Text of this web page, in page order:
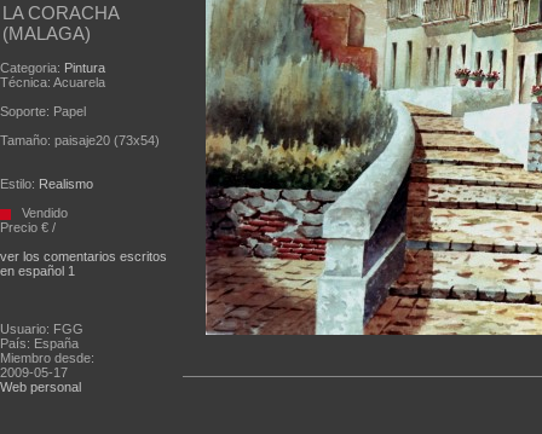
LA CORACHA
(MALAGA)
Categoria: Pintura
Técnica: Acuarela
Soporte: Papel
Tamaño: paisaje20 (73x54)
Estilo: Realismo
Vendido
Precio € /
ver los comentarios escritos
en español 1
Usuario: FGG
País: España
Miembro desde:
2009-05-17
Web personal